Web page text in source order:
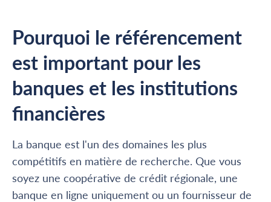
Pourquoi le référencement
est important pour les
banques et les institutions
financières
La banque est l'un des domaines les plus
compétitifs en matière de recherche. Que vous
soyez une coopérative de crédit régionale, une
banque en ligne uniquement ou un fournisseur de